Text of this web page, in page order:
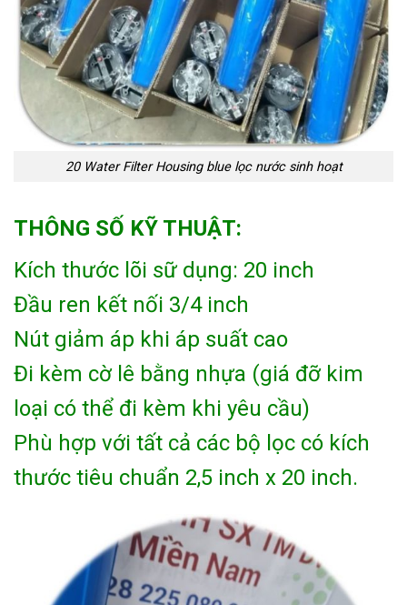
20 Water Filter Housing blue lọc nước sinh hoạt
THÔNG SỐ KỸ THUẬT:
Kích thước lõi sữ dụng: 20 inch
Đầu ren kết nối 3/4 inch
Nút giảm áp khi áp suất cao
Đi kèm cờ lê bằng nhựa (giá đỡ kim
loại có thể đi kèm khi yêu cầu)
Phù hợp với tất cả các bộ lọc có kích
thước tiêu chuẩn 2,5 inch x 20 inch.